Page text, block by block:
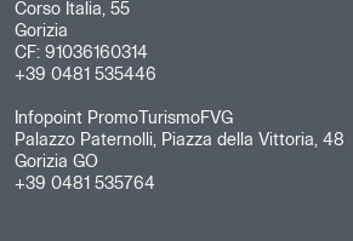
Corso Italia, 55
Gorizia
CF: 91036160314
+39 0481 535446
Infopoint PromoTurismoFVG
Palazzo Paternolli, Piazza della Vittoria, 48
Gorizia GO
+39 0481 535764